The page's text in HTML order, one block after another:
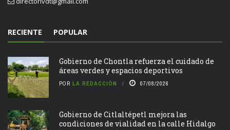
RECIENTE POPULAR
Gobierno de Chontla refuerza el cuidado de
áreas verdes y espacios deportivos
POR LA REDACCIÓN 07/08/2026
Gobierno de Citlaltépetl mejora las
condiciones de vialidad en la calle Hidalgo